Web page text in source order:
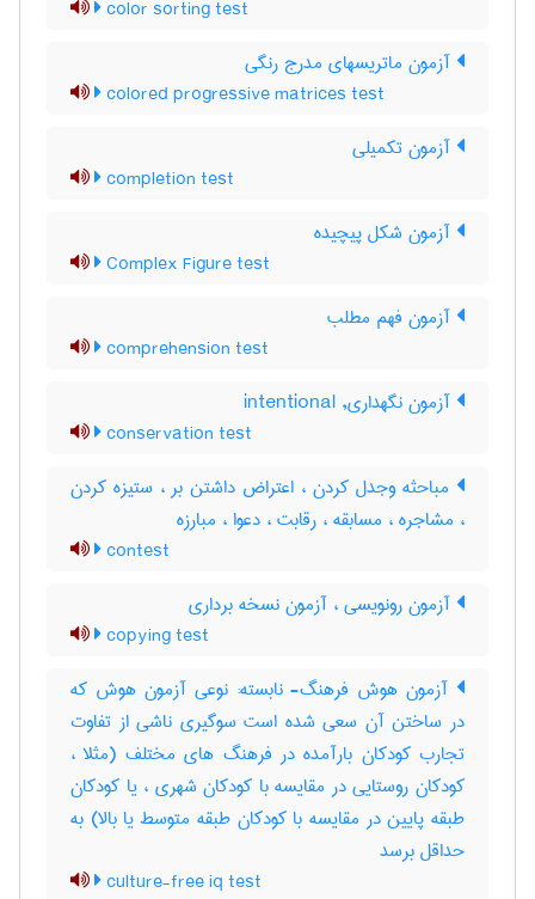
color sorting test
آزمون ماتریسهای مدرج رنگی
colored progressive matrices test
آزمون تکمیلی
completion test
آزمون شكل پيچيده
Complex Figure test
آزمون فهم مطلب
comprehension test
آزمون نگهداری, intentional
conservation test
مباحثه وجدل کردن ، اعتراض داشتن بر ، ستیزه کردن
، مشاجره ، مسابقه ، رقابت ، دعوا ، مبارزه
contest
آزمون رونویسی ، آزمون نسخه برداری
copying test
آزمون هوش فرهنگ- نابسته: نوعی آزمون هوش که
در ساختن آن سعی شده است سوگیری ناشی از تفاوت
تجارب کودکان بارآمده در فرهنگ های مختلف (مثلا ،
کودکان روستایی در مقایسه با کودکان شهری ، یا کودکان
طبقه پایین در مقایسه با کودکان طبقه متوسط یا بالا) به
حداقل برسد
culture-free iq test